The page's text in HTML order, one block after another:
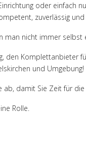
oder einfach
zuverlässig
man nicht immer selbst
den Komplettanbieter
und Umgebung!
damit Sie Zeit für
Rolle.